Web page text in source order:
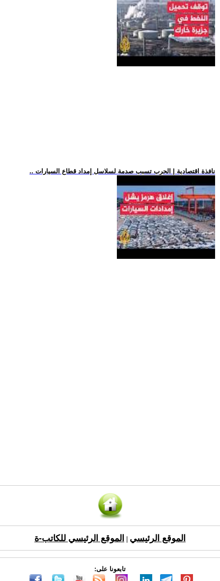
.. نافذة اقتصادية | الحرب تسبب صدمة لسلاسل إمداد قطاع السيارات
الموقع الرئيسي الموقع الرئيسي للكاتب-ة
تابعونا على: